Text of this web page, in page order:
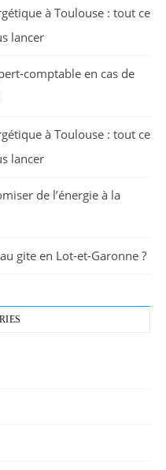
à Toulouse : tout ce
lancer
comptable en cas de
à Toulouse : tout ce
lancer
de l’énergie à la
gite en Lot-et-Garonne ?